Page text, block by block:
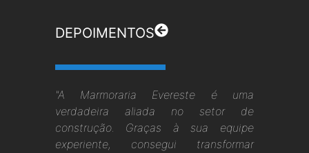
DEPOIMENTOS
"A Marmoraria Evereste é uma
verdadeira aliada no setor de
construção. Graças à sua equipe
experiente, consegui transformar